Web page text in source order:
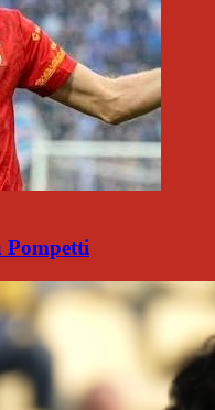
Pompetti